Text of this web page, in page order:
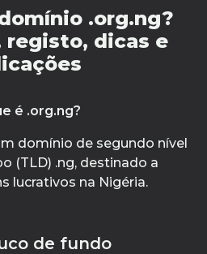
.org.ng?
registo, dicas e
é .org.ng?
domínio de segundo nível
(TLD) .ng, destinado a
lucrativos na Nigéria.
de fundo